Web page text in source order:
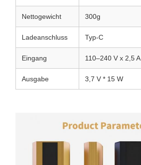
Nettogewicht 300g
Ladeanschluss Typ-C
Eingang 110–240 V x 2,5 A
Ausgabe 3,7 V * 15 W